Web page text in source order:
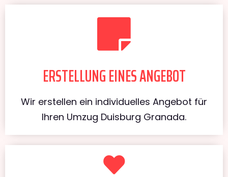
ERSTELLUNG EINES ANGEBOT
Wir erstellen ein individuelles Angebot für
Ihren Umzug Duisburg Granada.